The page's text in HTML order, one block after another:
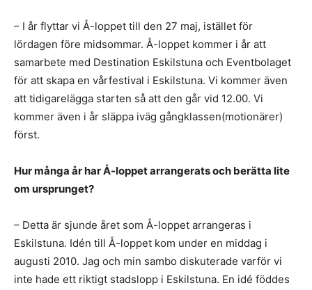
– I år flyttar vi Å-loppet till den 27 maj, istället för
lördagen före midsommar. Å-loppet kommer i år att
samarbete med Destination Eskilstuna och Eventbolaget
för att skapa en vårfestival i Eskilstuna. Vi kommer även
att tidigarelägga starten så att den går vid 12.00. Vi
kommer även i år släppa iväg gångklassen(motionärer)
först.
Hur många år har Å-loppet arrangerats och berätta lite
om ursprunget?
– Detta är sjunde året som Å-loppet arrangeras i
Eskilstuna. Idén till Å-loppet kom under en middag i
augusti 2010. Jag och min sambo diskuterade varför vi
inte hade ett riktigt stadslopp i Eskilstuna. En idé föddes